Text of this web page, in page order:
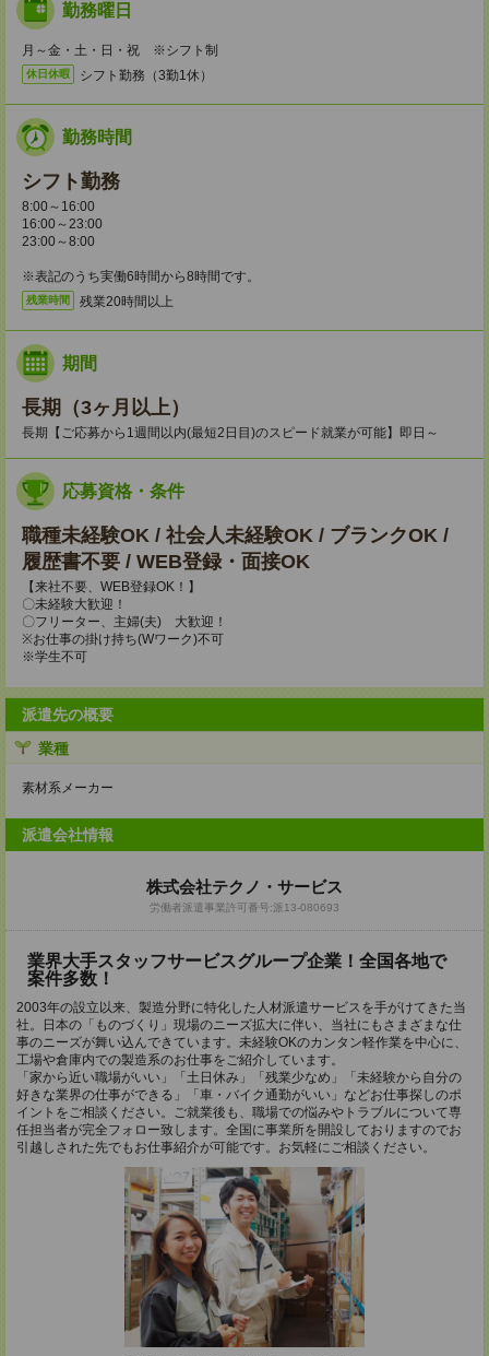
勤務曜日
月～金・土・日・祝 ※シフト制
休日休暇 シフト勤務（3勤1休）
勤務時間
シフト勤務
8:00～16:00
16:00～23:00
23:00～8:00
※表記のうち実働6時間から8時間です。
残業時間 残業20時間以上
期間
長期（3ヶ月以上）
長期【ご応募から1週間以内(最短2日目)のスピード就業が可能】即日～
応募資格・条件
職種未経験OK / 社会人未経験OK / ブランクOK /
履歴書不要 / WEB登録・面接OK
【来社不要、WEB登録OK！】
〇未経験大歓迎！
〇フリーター、主婦(夫) 大歓迎！
※お仕事の掛け持ち(Wワーク)不可
※学生不可
派遣先の概要
業種
素材系メーカー
派遣会社情報
株式会社テクノ・サービス
労働者派遣事業許可番号:派13-080693
業界大手スタッフサービスグループ企業！全国各地で
案件多数！
2003年の設立以来、製造分野に特化した人材派遣サービスを手がけてきた当
社。日本の「ものづくり」現場のニーズ拡大に伴い、当社にもさまざまな仕
事のニーズが舞い込んできています。未経験OKのカンタン軽作業を中心に、
工場や倉庫内での製造系のお仕事をご紹介しています。
「家から近い職場がいい」「土日休み」「残業少なめ」「未経験から自分の
好きな業界の仕事ができる」「車・バイク通勤がいい」などお仕事探しのポ
イントをご相談ください。ご就業後も、職場での悩みやトラブルについて専
任担当者が完全フォロー致します。全国に事業所を開設しておりますのでお
引越しされた先でもお仕事紹介が可能です。お気軽にご相談ください。